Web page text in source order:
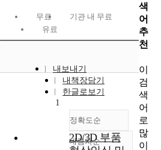
무료
기관 내 무료
유료
내보내기
내책장담기
한글로보기
정확도순
정확도
내림차순
1
2D/3D 부품
색
어
추
천
이
검
색
어
로
많
이